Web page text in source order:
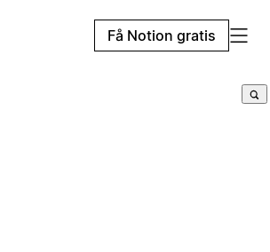
Få Notion gratis